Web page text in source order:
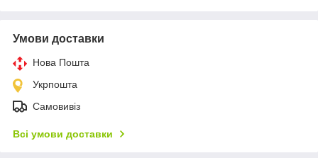
Умови доставки
Нова Пошта
Укрпошта
Самовивіз
Всі умови доставки